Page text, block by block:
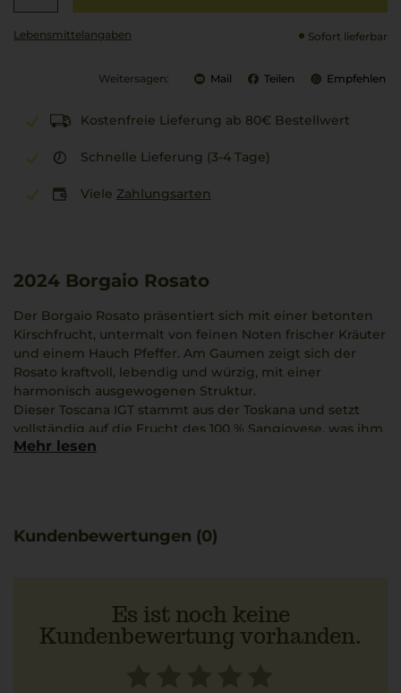
Lebensmittel­angaben Sofort lieferbar
Weitersagen: Mail Teilen Empfehlen
Kostenfreie Lieferung ab 80€ Bestellwert
Schnelle Lieferung (3-4 Tage)
Viele Zahlungsarten
2024 Borgaio Rosato
Der Borgaio Rosato präsentiert sich mit einer betonten
Kirschfrucht, untermalt von feinen Noten frischer Kräuter
und einem Hauch Pfeffer. Am Gaumen zeigt sich der
Rosato kraftvoll, lebendig und würzig, mit einer
harmonisch ausgewogenen Struktur.
Dieser Toscana IGT stammt aus der Toskana und setzt
vollständig auf die Frucht des 100 % Sangiovese, was ihm
seinen charakterstarken Ausdruck verleiht. Die Aromen
aromatische Komplexität des Weins unterstreicht und
Mehr lesen
Kundenbewertungen (0)
Es ist noch keine
Kundenbewertung vorhanden.